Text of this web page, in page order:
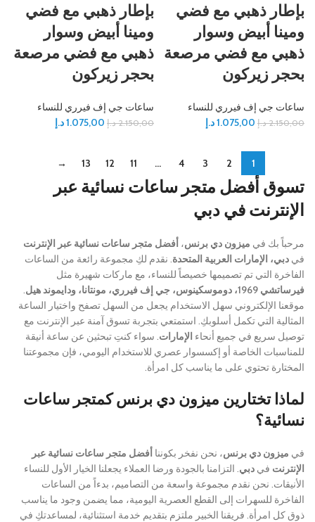
بإطار ذهبي مع فضي
ومينا أبيض وسوار
ذهبي مع فضي مرصعة
بحجر زيركون
ساعات جي إف فيرري للنساء
2.150,00 د.إ 1.075,00د.إ
بإطار ذهبي مع فضي
ومينا أبيض وسوار
ذهبي مع فضي مرصعة
بحجر زيركون
ساعات جي إف فيرري للنساء
2.150,00 د.إ 1.075,00د.إ
1
2
3
4
…
11
12
13
→
تسوق أفضل متجر ساعات نسائية عبر
الإنترنت في دبي
مرحباً بك في ميزون دي برنس، أفضل متجر ساعات نسائية عبر الإنترنت
في دبي، الإمارات العربية المتحدة. نقدم لكِ مجموعة رائعة من الساعات
الفاخرة التي تم تصميمها خصيصاً للنساء، مع ماركات شهيرة مثل
فيرساتشي 1969، دوموسكينوس، جي إف فيرري، مونتانا، ودايموند هيل
.
موقعنا الإلكتروني سهل الاستخدام يجعل من السهل تصفح واختيار الساعة
المثالية التي تكمل أسلوبكِ. استمتعي بتجربة تسوق آمنة عبر الإنترنت مع
توصيل سريع في جميع أنحاء الإمارات. سواء كنتِ تبحثين عن ساعة أنيقة
للمناسبات الخاصة أو إكسسوار عصري للاستخدام اليومي، فإن مجموعتنا
المختارة تحتوي على ما يناسب كل امرأة.
لماذا تختارين ميزون دي برنس كمتجر ساعات
نسائية؟
في ميزون دي برنس، نحن نفخر بكوننا أفضل متجر ساعات نسائية عبر
الإنترنت في دبي. التزامنا بالجودة ورضا العملاء يجعلنا الخيار الأول للنساء
الأنيقات. نحن نقدم مجموعة واسعة من التصاميم، بدءاً من الساعات
الفاخرة للسهرات إلى القطع العصرية اليومية، مما يضمن وجود ما يناسب
ذوق كل امرأة. فريقنا الخبير ملتزم بتقديم خدمة استثنائية، لمساعدتكِ في